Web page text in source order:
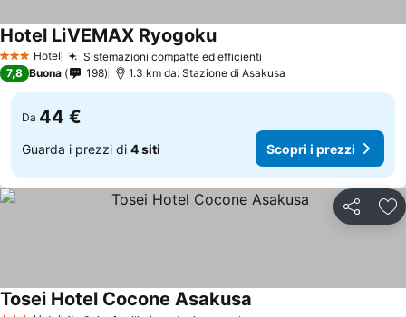
3 StelleHotel Sistemazioni compatte ed efficienti
Hotel LiVEMAX Ryogoku
7,8 Buona 198 1.3 km da: Stazione di Asakusa
Da 44 €
Guarda i prezzi di 4 siti Scopri i prezzi
Condividi
Tosei Hotel Cocone Asakusa